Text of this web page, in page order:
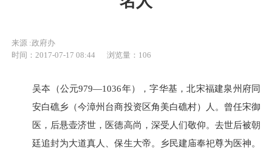
来源 :政府办
时间：2017-07-17 08:44
浏览量： 106
吴夲（公元979—1036年），字华基，北宋福建泉州府同
安白礁乡（今漳州台商投资区角美白礁村）人。曾任宋御
医，后悬壶济世，医德高尚，深受人们敬仰。去世后被朝
廷追封为大道真人、保生大帝。乡民建庙奉祀尊为医神。